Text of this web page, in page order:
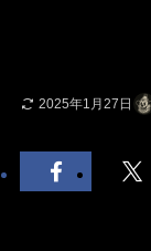
2025年1月27日